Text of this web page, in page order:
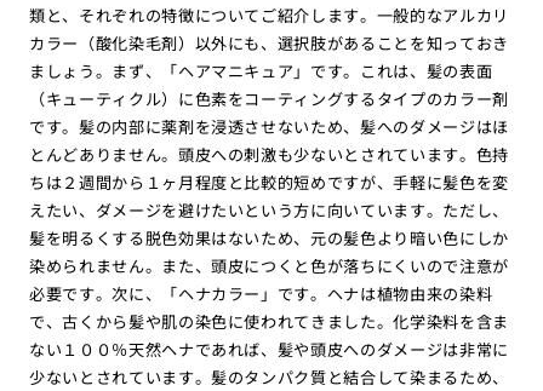
類と、それぞれの特徴についてご紹介します。一般的なアルカリ
カラー（酸化染毛剤）以外にも、選択肢があることを知っておき
ましょう。まず、「ヘアマニキュア」です。これは、髪の表面
（キューティクル）に色素をコーティングするタイプのカラー剤
です。髪の内部に薬剤を浸透させないため、髪へのダメージはほ
とんどありません。頭皮への刺激も少ないとされています。色持
ちは２週間から１ヶ月程度と比較的短めですが、手軽に髪色を変
えたい、ダメージを避けたいという方に向いています。ただし、
髪を明るくする脱色効果はないため、元の髪色より暗い色にしか
染められません。また、頭皮につくと色が落ちにくいので注意が
必要です。次に、「ヘナカラー」です。ヘナは植物由来の染料
で、古くから髪や肌の染色に使われてきました。化学染料を含ま
ない１００％天然ヘナであれば、髪や頭皮へのダメージは非常に
少ないとされています。髪のタンパク質と結合して染まるため、